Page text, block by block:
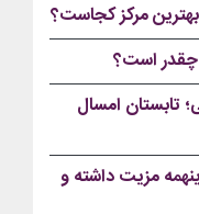
مرکز کجاست؟
تابستان امسال
مزیت داشته و